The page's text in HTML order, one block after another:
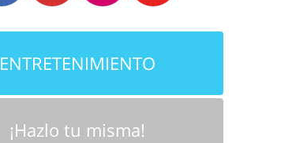
ENTRETENIMIENTO
¡Hazlo tu misma!